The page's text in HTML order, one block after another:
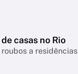
casas no Rio
a